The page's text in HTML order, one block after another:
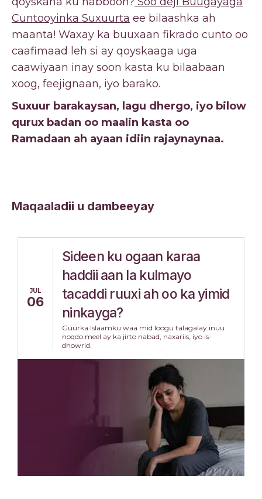
Cuntooyinka Suxuurta ee bilaashka ah
maanta! Waxay ka buuxaan fikrado cunto oo
caafimaad leh si ay qoyskaaga uga
caawiyaan inay soon kasta ku bilaabaan
xoog, feejignaan, iyo barako.
Suxuur barakaysan, lagu dhergo, iyo bilow
qurux badan oo maalin kasta oo
Ramadaan ah ayaan idiin rajaynaynaa.
Maqaaladii u dambeeyay
JUL
06
Sideen ku ogaan karaa
haddii aan la kulmayo
tacaddi ruuxi ah oo ka yimid
ninkayga?
Guurka Islaamku waa mid loogu talagalay inuu
noqdo meel ay ka jirto nabad, naxariis, iyo is-
dhowrid.